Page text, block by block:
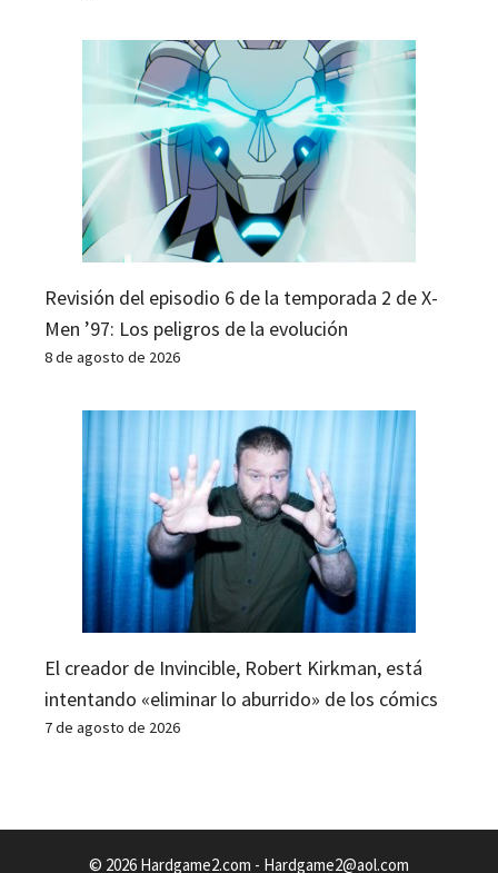
Revisión del episodio 6 de la temporada 2 de X-
Men ’97: Los peligros de la evolución
8 de agosto de 2026
El creador de Invincible, Robert Kirkman, está
intentando «eliminar lo aburrido» de los cómics
7 de agosto de 2026
© 2026 Hardgame2.com - Hardgame2@aol.com